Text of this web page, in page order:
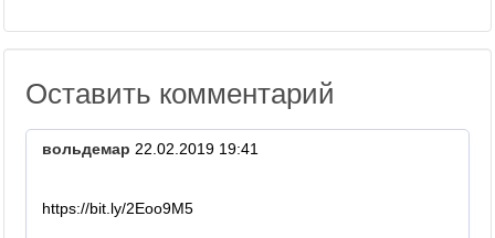
Оставить комментарий
вольдемар 22.02.2019 19:41
https://bit.ly/2Eoo9M5